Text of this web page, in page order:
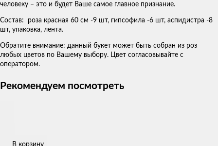
человеку – это и будет Ваше самое главное признание.
Состав: роза красная 60 см -9 шт, гипсофила -6 шт, аспидистра -8
шт, упаковка, лента.
Обратите внимание: данный букет может быть собран из роз
любых цветов по Вашему выбору. Цвет согласовывайте с
оператором.
Рекомендуем посмотреть
В корзину